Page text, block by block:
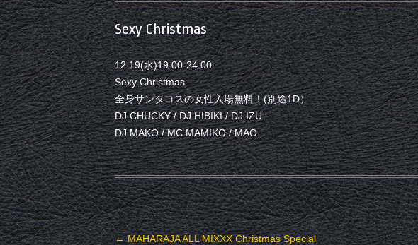
Sexy Christmas
12.19(水)19:00-24:00
Sexy Christmas
全身サンタコスの女性入場無料！(別途1D）
DJ CHUCKY / DJ HIBIKI / DJ IZU
DJ MAKO / MC MAMIKO / MAO
投稿ナビゲーション
←MAHARAJA ALL MIXXX Christmas Special